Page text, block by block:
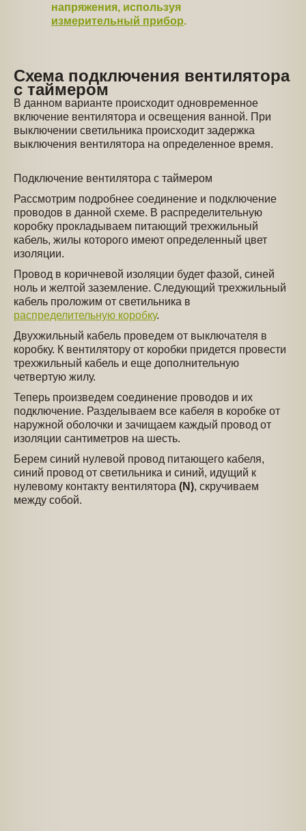
напряжения, используя
измерительный прибор.
Схема подключения вентилятора
с таймером
В данном варианте происходит одновременное
включение вентилятора и освещения ванной. При
выключении светильника происходит задержка
выключения вентилятора на определенное время.
Подключение вентилятора с таймером
Рассмотрим подробнее соединение и подключение
проводов в данной схеме. В распределительную
коробку прокладываем питающий трехжильный
кабель, жилы которого имеют определенный цвет
изоляции.
Провод в коричневой изоляции будет фазой, синей
ноль и желтой заземление. Следующий трехжильный
кабель проложим от светильника в
распределительную коробку.
Двухжильный кабель проведем от выключателя в
коробку. К вентилятору от коробки придется провести
трехжильный кабель и еще дополнительную
четвертую жилу.
Теперь произведем соединение проводов и их
подключение. Разделываем все кабеля в коробке от
наружной оболочки и зачищаем каждый провод от
изоляции сантиметров на шесть.
Берем синий нулевой провод питающего кабеля,
синий провод от светильника и синий, идущий к
нулевому контакту вентилятора (N), скручиваем
между собой.